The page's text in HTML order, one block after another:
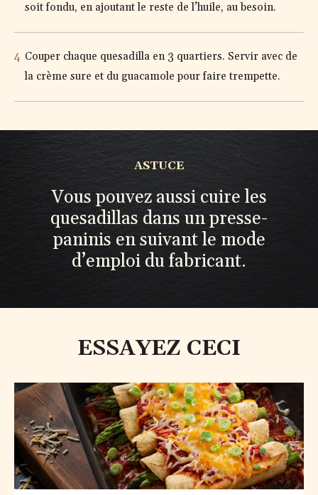
soit fondu, en ajoutant le reste de l’huile, au besoin.
Couper chaque quesadilla en 3 quartiers. Servir avec de
la crème sure et du guacamole pour faire trempette.
ASTUCE
Vous pouvez aussi cuire les
quesadillas dans un presse-
paninis en suivant le mode
d’emploi du fabricant.
ESSAYEZ CECI